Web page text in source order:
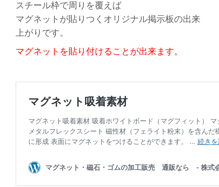
スチール枠で周りを覆えば
マグネットが貼りつくオリジナル掲示板の出来
上がりです。
マグネットを貼り付けることが出来ます。